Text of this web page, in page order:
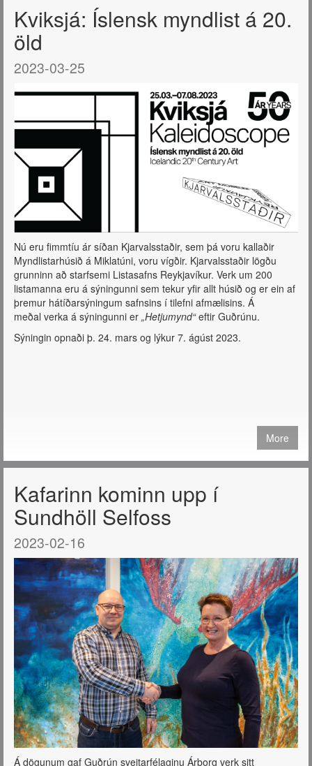
Kviksjá: Íslensk myndlist á 20.
öld
2023-03-25
Nú eru fimmtíu ár síðan Kjarvalsstaðir, sem þá voru kallaðir
Myndlistarhúsið á Miklatúni, voru vígðir. Kjarvalsstaðir lögðu
grunninn að starfsemi Listasafns Reykjavíkur. Verk um 200
listamanna eru á sýningunni sem tekur yfir allt húsið og er ein af
þremur hátíðarsýningum safnsins í tilefni afmælisins. Á
meðal verka á sýningunni er „Hetjumynd“eftir Guðrúnu.
Sýningin opnaði þ. 24. mars og lýkur 7. ágúst 2023.
More
Kafarinn kominn upp í
Sundhöll Selfoss
2023-02-16
Á dögunum gaf Guðrún sveitarfélaginu Árborg verk sitt